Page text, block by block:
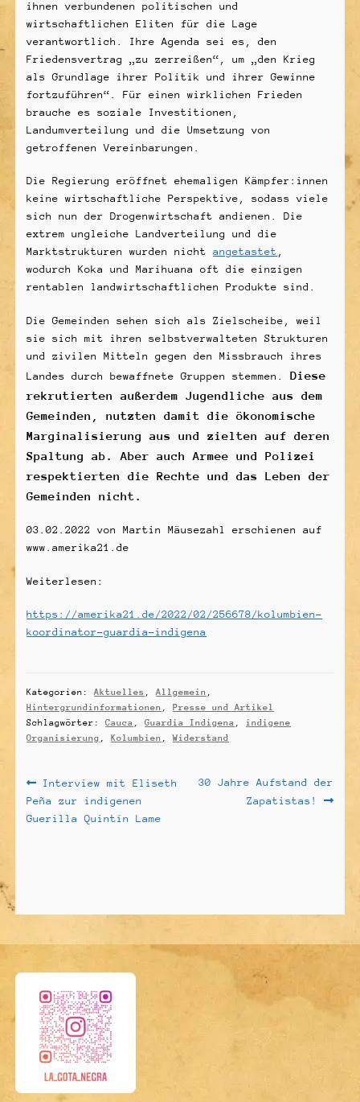
ihnen verbundenen politischen und
wirtschaftlichen Eliten für die Lage
verantwortlich. Ihre Agenda sei es, den
Friedensvertrag „zu zerreißen“, um „den Krieg
als Grundlage ihrer Politik und ihrer Gewinne
fortzuführen“. Für einen wirklichen Frieden
brauche es soziale Investitionen,
Landumverteilung und die Umsetzung von
getroffenen Vereinbarungen.
Die Regierung eröffnet ehemaligen Kämpfer:innen
keine wirtschaftliche Perspektive, sodass viele
sich nun der Drogenwirtschaft andienen. Die
extrem ungleiche Landverteilung und die
Marktstrukturen wurden nichtangetastet ,
wodurch Koka und Marihuana oft die einzigen
rentablen landwirtschaftlichen Produkte sind.
Die Gemeinden sehen sich als Zielscheibe, weil
sie sich mit ihren selbstverwalteten Strukturen
und zivilen Mitteln gegen den Missbrauch ihres
Landes durch bewaffnete Gruppen stemmen. Diese
rekrutiertenaußerdemJugendlicheaus dem
Gemeinden
, nutztendamitdie ökonomische
Marginalisierung ausund zielten aufderen
Spaltung ab. Aber auch Armee und Polizei
respektierten die Rechte und das Leben der
Gemeinden nicht.
03.02.2022 von Martin Mäusezahl erschienen auf
www.amerika21.de
Weiterlesen:
https://amerika21.de/2022/02/256678/kolumbien-
koordinator-guardia-indigena
Kategorien:Aktuelles ,Allgemein
Hintergrundinformationen
,Presse und Artikel
Schlagwörter:Cauca ,Guardia Indigena
indigene
Organisierung
,Kolumbien ,Widerstand
Beitragsnavigation
Vorheriger
Beitrag:
Interview mit Eliseth
Peña zur indigenen
Guerilla Quintín Lame
Nächster
Beitrag:
30 Jahre Aufstand der
Zapatistas!